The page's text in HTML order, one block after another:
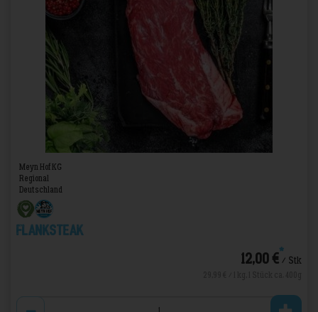
Meyn Hof KG
Regional
Deutschland
Flanksteak
12,00 €*/ Stk